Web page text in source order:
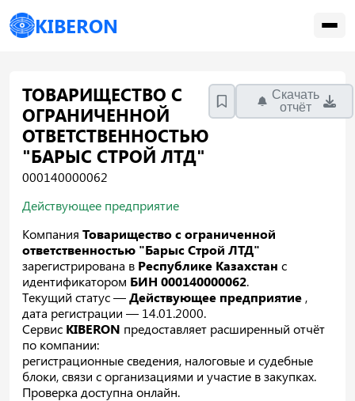
KIBERON
ТОВАРИЩЕСТВО С
ОГРАНИЧЕННОЙ
ОТВЕТСТВЕННОСТЬЮ
"БАРЫС СТРОЙ ЛТД"
000140000062
Скачать
отчёт
Действующее предприятие
Компания Товарищество с ограниченной
ответственностью "Барыс Строй ЛТД"
зарегистрирована в Республике Казахстан с
идентификатором БИН 000140000062.
Текущий статус —Действующее предприятие ,
дата регистрации — 14.01.2000.
Сервис KIBERON предоставляет расширенный отчёт
по компании:
регистрационные сведения, налоговые и судебные
блоки, связи с организациями и участие в закупках.
Проверка доступна онлайн.